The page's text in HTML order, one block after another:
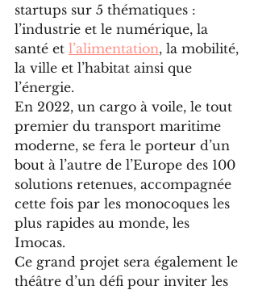
startups sur 5 thématiques :
l’industrie et le numérique, la
santé et l’alimentation, la mobilité,
la ville et l’habitat ainsi que
l’énergie.
En 2022, un cargo à voile, le tout
premier du transport maritime
moderne, se fera le porteur d’un
bout à l’autre de l’Europe des 100
solutions retenues, accompagnée
cette fois par les monocoques les
plus rapides au monde, les
Imocas.
Ce grand projet sera également le
théâtre d’un défi pour inviter les